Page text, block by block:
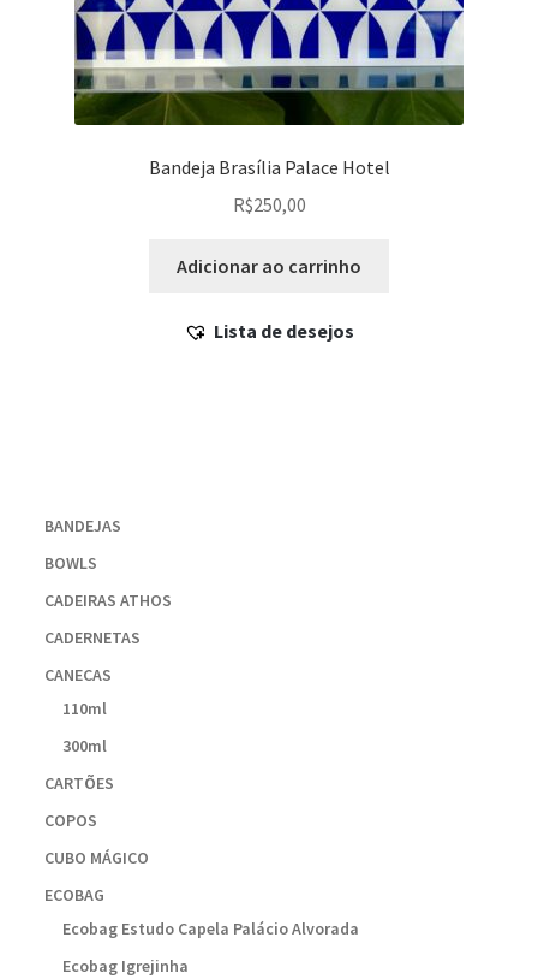
Bandeja Brasília Palace Hotel
R$250,00
Adicionar ao carrinho
Lista de desejos
BANDEJAS
BOWLS
CADEIRAS ATHOS
CADERNETAS
CANECAS
110ml
300ml
CARTÕES
COPOS
CUBO MÁGICO
ECOBAG
Ecobag Estudo Capela Palácio Alvorada
Ecobag Igrejinha